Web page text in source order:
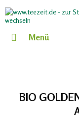
Menü
BIO